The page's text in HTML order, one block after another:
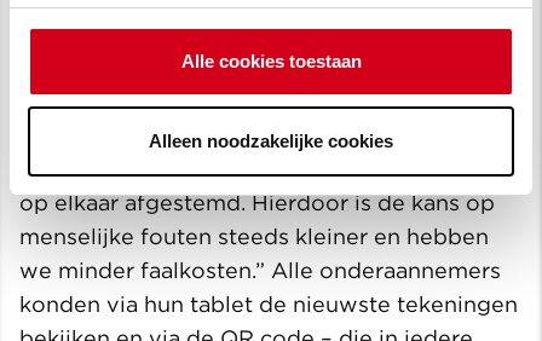
Alle cookies toestaan
Alleen noodzakelijke cookies
Onderstaande video laat zien hoe aan het
gebouw is gewerkt. Uitvoerder Lennart
Gillissen legt uit wat de voordelen zijn van
werken met BIM: “Doordat alles in 3D
modellen is uitgewerkt, zijn alle koppelingen
op elkaar afgestemd. Hierdoor is de kans op
menselijke fouten steeds kleiner en hebben
we minder faalkosten.” Alle onderaannemers
konden via hun tablet de nieuwste tekeningen